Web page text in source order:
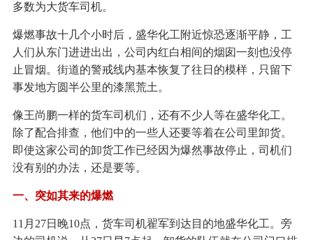
多数为大货车司机。
爆燃事故十几个小时后，盛华化工附近惊恐逐渐平静，工
人们从东门进进出出，公司内红白相间的烟囱一刻也没停
止冒烟。街道的警戒线内基本恢复了往日的模样，只留下
事发地方圆半公里的漆黑荒土。
像王尚鹏一样的货车司机们，还有不少人等在盛华化工。
除了配合排查，他们中的一些人还要等着在公司里卸货。
即使这家公司的卸货工作已经因为爆然事故停止，司机们
没有别的办法，还是要等。
一、突如其来的爆燃
11月27日晚10点，货车司机翟军到达目的地盛华化工。旁